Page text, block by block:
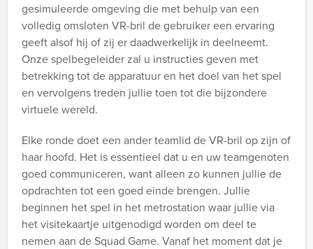
gesimuleerde omgeving die met behulp van een
volledig omsloten VR-bril de gebruiker een ervaring
geeft alsof hij of zij er daadwerkelijk in deelneemt.
Onze spelbegeleider zal u instructies geven met
betrekking tot de apparatuur en het doel van het spel
en vervolgens treden jullie toen tot die bijzondere
virtuele wereld.
Elke ronde doet een ander teamlid de VR-bril op zijn of
haar hoofd. Het is essentieel dat u en uw teamgenoten
goed communiceren, want alleen zo kunnen jullie de
opdrachten tot een goed einde brengen. Jullie
beginnen het spel in het metrostation waar jullie via
het visitekaartje uitgenodigd worden om deel te
nemen aan de Squad Game. Vanaf het moment dat je